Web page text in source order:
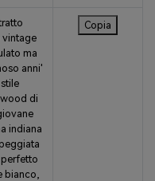
vintage
ma
anni'
di
indiana
perfetto
bianco,
Copia